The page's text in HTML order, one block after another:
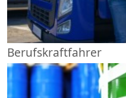
Berufskraftfahrer